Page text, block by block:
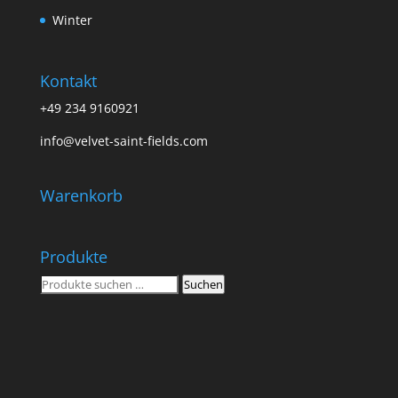
Winter
Kontakt
+49 234 9160921
info@velvet-saint-fields.com
Warenkorb
Produkte
Suchen
Suchen